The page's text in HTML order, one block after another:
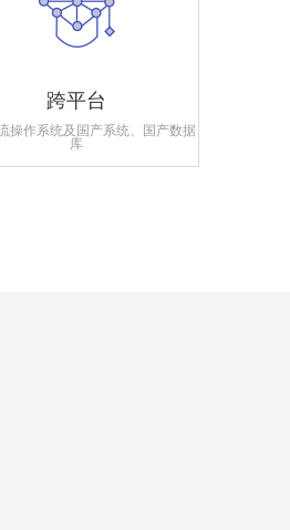
跨平台
操作系统及国产系统、国产数据
库